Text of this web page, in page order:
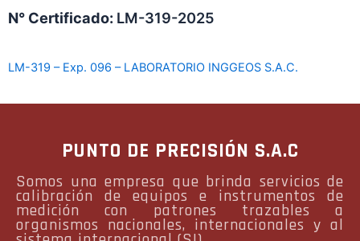
N° Certificado: LM-319-2025
LM-319 – Exp. 096 – LABORATORIO INGGEOS S.A.C.
PUNTO DE PRECISIÓN S.A.C
Somos una empresa que brinda servicios de
calibración de equipos e instrumentos de
medición con patrones trazables a
organismos nacionales, internacionales y al